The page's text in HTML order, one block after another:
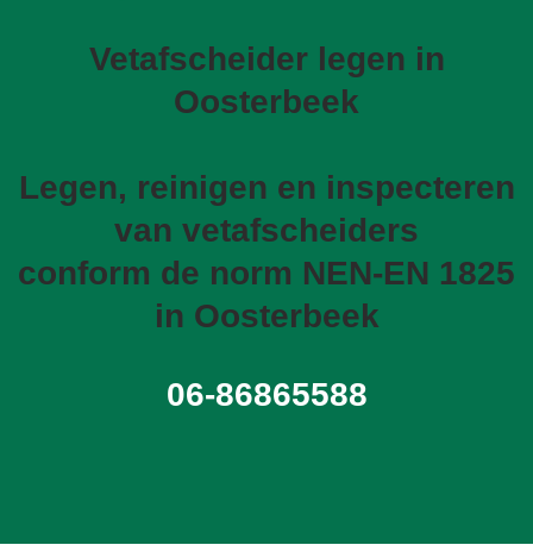
Vetafscheider legen in
Oosterbeek
Legen, reinigen en inspecteren
van vetafscheiders
conform de norm NEN-EN 1825
in Oosterbeek
06-86865588